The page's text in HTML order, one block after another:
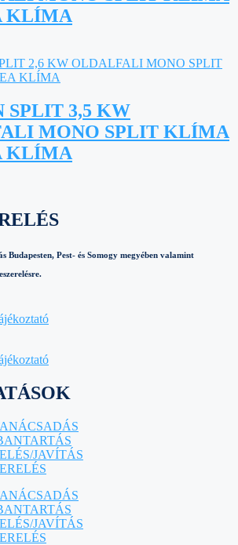
KLÍMA
SPLIT 3,5 KW
MONO SPLIT KLÍMA
KLÍMA
Budapesten, Pest- és Somogy megyében valamint
JAVÍTÁS
JAVÍTÁS